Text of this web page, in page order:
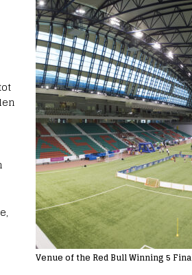
Venue of the Red Bull Winning 5